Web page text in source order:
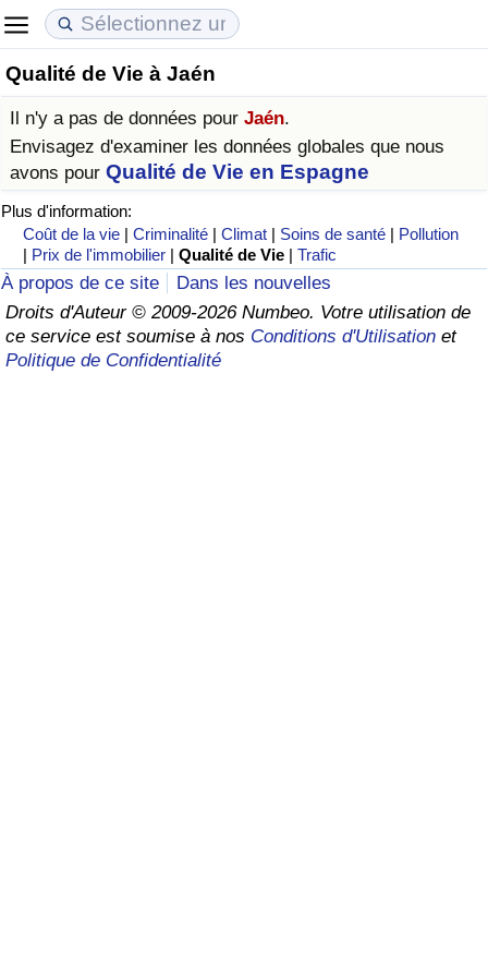
Qualité de Vie à Jaén
Il n'y a pas de données pour Jaén.
Envisagez d'examiner les données globales que nous
avons pour Qualité de Vie en Espagne
Plus d'information:
Coût de la vie |Criminalité |Climat | Soins de santé | Pollution
| Prix de l'immobilier |Qualité de Vie |Trafic
À propos de ce site
Dans les nouvelles
Droits d'Auteur © 2009-2026 Numbeo. Votre utilisation de
ce service est soumise à nos Conditions d'Utilisation et
Politique de Confidentialité
Coût de la vie
Indice du Coût de la Vie (Actuel)
Indice du Coût de la Vie
Indice du coût de la vie par pays
à Akaba
Prix de l'immobilier
Indice des Prix de l'immobilier (Actuel)
Indice des Prix de l'immobilier
Indice des Prix de l'immobilier par Pays
Qualité de Vie
Indice de Qualité de Vie
Indice de Qualité de Vie (Actuel)
Indice de qualité de vie par pays
Criminalité
Indice de Criminalité (Actuel)